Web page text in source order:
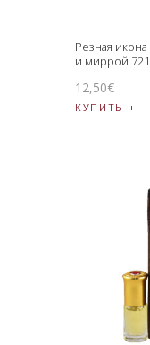
Резная
и миррой 721
12,50€
КУПИТЬ